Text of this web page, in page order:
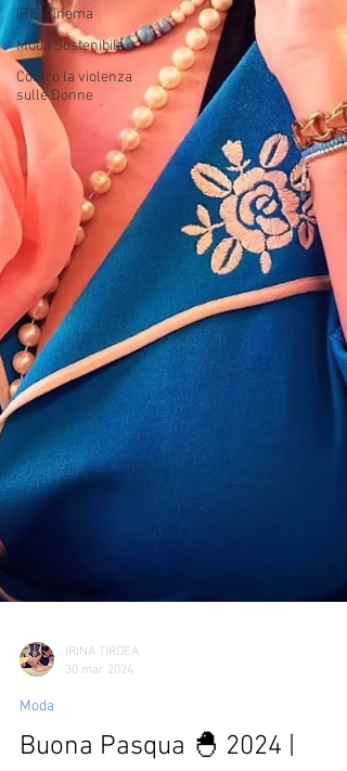
IRIS Cinema
Moda Sostenibile
Contro la violenza
sulle Donne
30 mar 2024